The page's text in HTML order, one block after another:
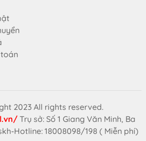
2023 All rights reserved.
Trụ sở: Số 1 Giang Văn Minh, Ba
Hotline: 18008098/198 ( Miễn phí)